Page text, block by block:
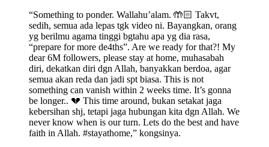
“Something to ponder. Wallahu’alam. 🤲🏻 Takvt,
sedih, semua ada lepas tgk video ni. Bayangkan, orang
yg berilmu agama tinggi bgtahu apa yg dia rasa,
“prepare for more de4ths”. Are we ready for that?! My
dear 6M followers, please stay at home, muhasabah
diri, dekatkan diri dgn Allah, banyakkan berdoa, agar
semua akan reda dan jadi spt biasa. This is not
something can vanish within 2 weeks time. It’s gonna
be longer.. 💔 This time around, bukan setakat jaga
kebersihan shj, tetapi jaga hubungan kita dgn Allah. We
never know when is our turn. Lets do the best and have
faith in Allah. #stayathome,” kongsinya.